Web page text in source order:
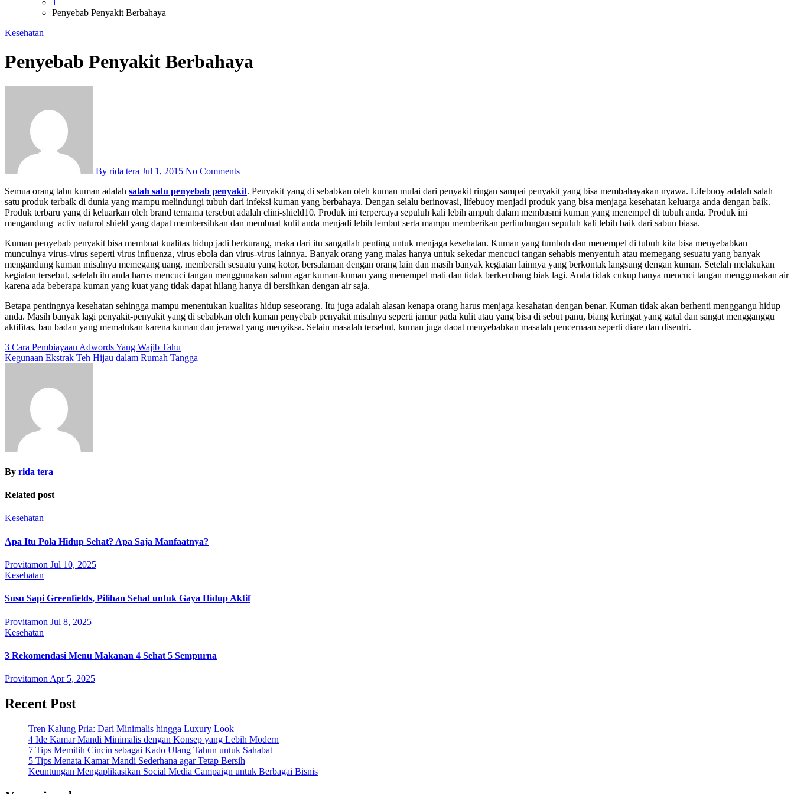
Penyebab Penyakit Berbahaya
Kesehatan
Penyebab Penyakit Berbahaya
By rida tera Jul 1, 2015 No Comments
Semua orang tahu kuman adalah salah satu penyebab penyakit. Penyakit yang di sebabkan oleh kuman mulai dari penyakit ringan sampai penyakit yang bisa membahayakan nyawa. Lifebuoy adalah salah
satu produk terbaik di dunia yang mampu melindungi tubuh dari infeksi kuman yang berbahaya. Dengan selalu berinovasi, lifebuoy menjadi produk yang bisa menjaga kesehatan keluarga anda dengan baik.
Produk terbaru yang di keluarkan oleh brand ternama tersebut adalah clini-shield10. Produk ini terpercaya sepuluh kali lebih ampuh dalam membasmi kuman yang menempel di tubuh anda. Produk ini
mengandung activ naturol shield yang dapat membersihkan dan membuat kulit anda menjadi lebih lembut serta mampu memberikan perlindungan sepuluh kali lebih baik dari sabun biasa.
Kuman penyebab penyakit bisa membuat kualitas hidup jadi berkurang, maka dari itu sangatlah penting untuk menjaga kesehatan. Kuman yang tumbuh dan menempel di tubuh kita bisa menyebabkan
munculnya virus-virus seperti virus influenza, virus ebola dan virus-virus lainnya. Banyak orang yang malas hanya untuk sekedar mencuci tangan sehabis menyentuh atau memegang sesuatu yang banyak
mengandung kuman misalnya memegang uang, membersih sesuatu yang kotor, bersalaman dengan orang lain dan masih banyak kegiatan lainnya yang berkontak langsung dengan kuman. Setelah melakukan
kegiatan tersebut, setelah itu anda harus mencuci tangan menggunakan sabun agar kuman-kuman yang menempel mati dan tidak berkembang biak lagi. Anda tidak cukup hanya mencuci tangan menggunakan air
karena ada beberapa kuman yang kuat yang tidak dapat hilang hanya di bersihkan dengan air saja.
Betapa pentingnya kesehatan sehingga mampu menentukan kualitas hidup seseorang. Itu juga adalah alasan kenapa orang harus menjaga kesahatan dengan benar. Kuman tidak akan berhenti menggangu hidup
anda. Masih banyak lagi penyakit-penyakit yang di sebabkan oleh kuman penyebab penyakit misalnya seperti jamur pada kulit atau yang bisa di sebut panu, biang keringat yang gatal dan sangat mengganggu
aktifitas, bau badan yang memalukan karena kuman dan jerawat yang menyiksa. Selain masalah tersebut, kuman juga daoat menyebabkan masalah pencernaan seperti diare dan disentri.
Post
navigation
3 Cara Pembiayaan Adwords Yang Wajib Tahu
Kegunaan Ekstrak Teh Hijau dalam Rumah Tangga
By rida tera
Related post
Kesehatan
Apa Itu Pola Hidup Sehat? Apa Saja Manfaatnya?
Provitamon Jul 10, 2025
Kesehatan
Susu Sapi Greenfields, Pilihan Sehat untuk Gaya Hidup Aktif
Provitamon Jul 8, 2025
Kesehatan
3 Rekomendasi Menu Makanan 4 Sehat 5 Sempurna
Provitamon Apr 5, 2025
Recent Post
Tren Kalung Pria: Dari Minimalis hingga Luxury Look
4 Ide Kamar Mandi Minimalis dengan Konsep yang Lebih Modern
7 Tips Memilih Cincin sebagai Kado Ulang Tahun untuk Sahabat
5 Tips Menata Kamar Mandi Sederhana agar Tetap Bersih
Keuntungan Mengaplikasikan Social Media Campaign untuk Berbagai Bisnis